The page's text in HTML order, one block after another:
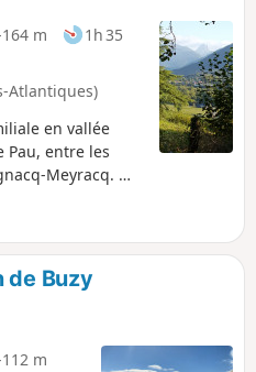
m
1h 35
Atlantiques)
en vallée
Pau, entre les
Meyracq.
puis rejoint le
avant de
domine vers le
deuxième partie
de Buzy
m